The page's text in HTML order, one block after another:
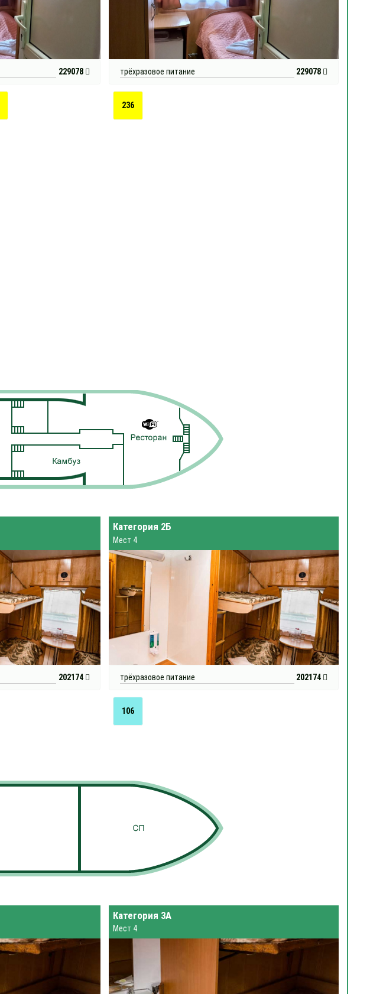
229078 трёхразовое питание 229078
236
202174
Категория 2Б
Мест 4
трёхразовое питание 202174
106
Категория 3А
Мест 4